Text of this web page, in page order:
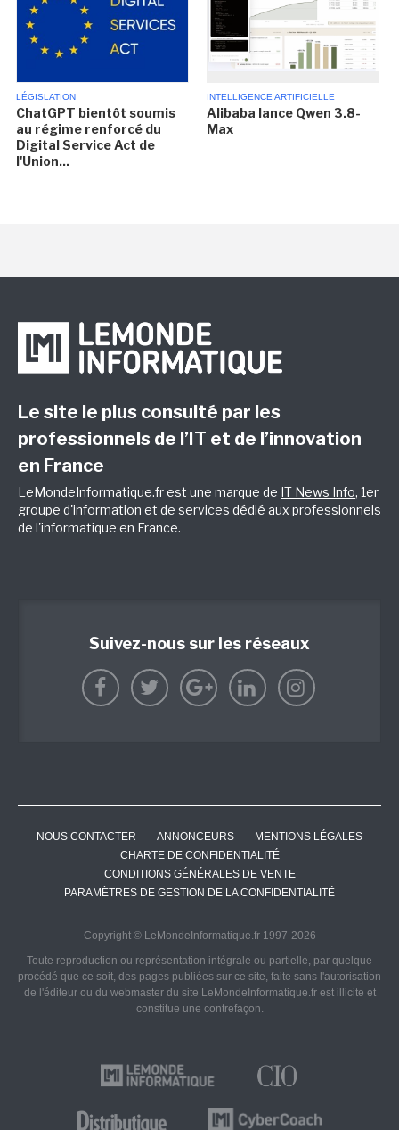
LÉGISLATION
ChatGPT bientôt soumis
au régime renforcé du
Digital Service Act de
l'Union...
INTELLIGENCE ARTIFICIELLE
Alibaba lance Qwen 3.8-
Max
Le site le plus consulté par les
professionnels de l’IT et de l’innovation
en France
LeMondeInformatique.fr est une marque de IT News Info, 1er
groupe d'information et de services dédié aux professionnels
de l'informatique en France.
Suivez-nous sur les réseaux
NOUS CONTACTER ANNONCEURS
MENTIONS LÉGALES
CHARTE DE CONFIDENTIALITÉ
CONDITIONS GÉNÉRALES DE VENTE
PARAMÈTRES DE GESTION DE LA CONFIDENTIALITÉ
Copyright © LeMondeInformatique.fr 1997-2026
Toute reproduction ou représentation intégrale ou partielle, par quelque
procédé que ce soit, des pages publiées sur ce site, faite sans l'autorisation
de l'éditeur ou du webmaster du site LeMondeInformatique.fr est illicite et
constitue une contrefaçon.